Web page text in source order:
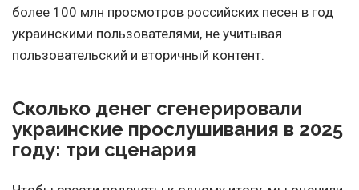
более 100 млн просмотров российских песен в год
украинскими пользователями, не учитывая
пользовательский и вторичный контент.
Сколько денег сгенерировали
украинские прослушивания в 2025
году: три сценария